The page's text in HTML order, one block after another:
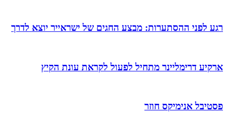
רגע לפני ההסתערות: מבצע החגים של ישראייר יוצא לדרך
ארקיע דרימליינר מתחיל לפעול לקראת עונת הקיץ
פסטיבל אנימיקס חוזר